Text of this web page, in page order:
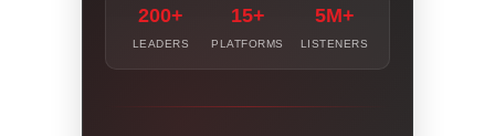
200+
LEADERS
15+
PLATFORMS
5M+
LISTENERS